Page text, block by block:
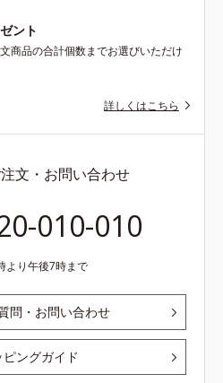
ント
商品の合計個数までお選びいただけ
詳しくはこちら
文・お問い合わせ
010-010
より午後7時まで
問・お問い合わせ
ピングガイド